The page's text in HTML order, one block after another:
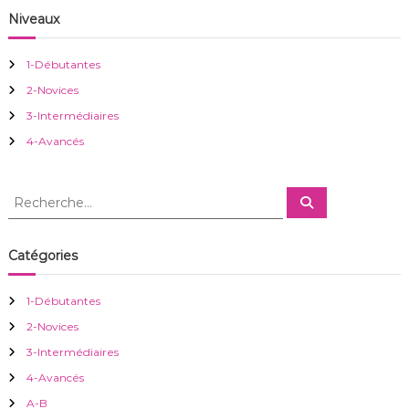
d
e
l
a
r
t
i
c
Niveaux
1-Débutantes
2-Novices
3-Intermédiaires
4-Avancés
R
h
e
c
h
e
:
R
c
Catégories
1-Débutantes
2-Novices
3-Intermédiaires
4-Avancés
A-B